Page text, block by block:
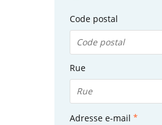
Code postal
Rue
Adresse e-mail